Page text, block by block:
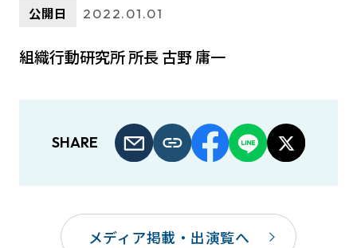
公開日 2022.01.01
組織行動研究所 所長 古野 庸一
SHARE
メディア掲載・出演覧へ